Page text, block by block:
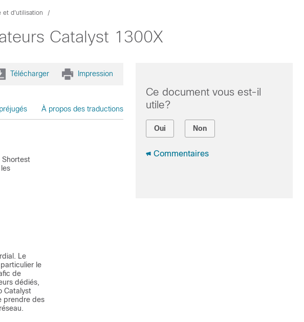
et d'utilisation
Catalyst 1300X
Télécharger Impression
À propos des traductions
Shortest
Le
le
de
dédiés,
Catalyst
prendre des
Ce document vous est-il
utile?
Oui Non
Commentaires